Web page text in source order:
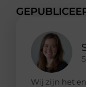
Wij zijn het